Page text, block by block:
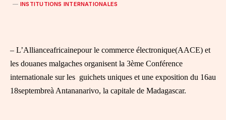
INSTITUTIONS INTERNATIONALES
– L’Allianceafricainepour le commerce électronique(AACE) et
les douanes malgaches organisent la 3ème Conférence
internationale sur les guichets uniques et une exposition du 16au
18septembreà Antananarivo, la capitale de Madagascar.